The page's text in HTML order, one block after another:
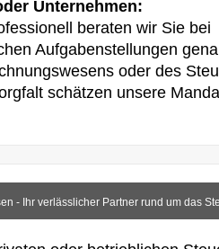
Unternehmen:
beraten wir Sie bei
Aufgabenstellungen
oder des
schätzen unsere
- Ihr verlässlicher Partner rund um das